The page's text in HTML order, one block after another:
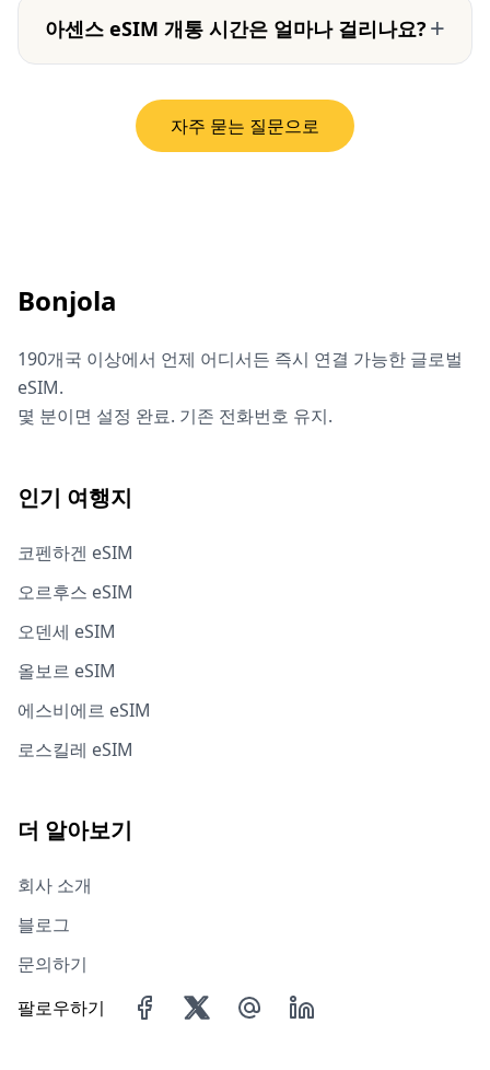
아센스 eSIM 개통 시간은 얼마나 걸리나요? +
자주 묻는 질문으로
Bonjola
190개국 이상에서 언제 어디서든 즉시 연결 가능한 글로벌
eSIM.
몇 분이면 설정 완료. 기존 전화번호 유지.
인기 여행지
코펜하겐 eSIM
오르후스 eSIM
오덴세 eSIM
올보르 eSIM
에스비에르 eSIM
로스킬레 eSIM
더 알아보기
회사 소개
블로그
문의하기
팔로우하기